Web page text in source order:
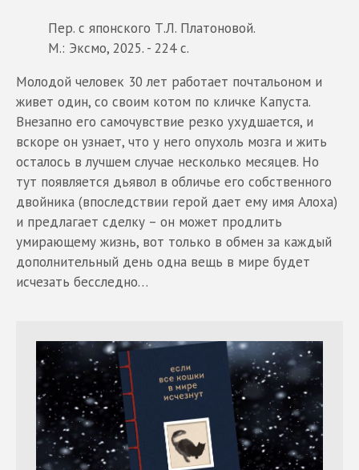
Пер. с японского Т.Л. Платоновой.
М.: Эксмо, 2025. - 224 с.
Молодой человек 30 лет работает почтальоном и
живет один, со своим котом по кличке Капуста.
Внезапно его самочувствие резко ухудшается, и
вскоре он узнает, что у него опухоль мозга и жить
осталось в лучшем случае несколько месяцев. Но
тут появляется дьявол в обличье его собственного
двойника (впоследствии герой дает ему имя Алоха)
и предлагает сделку – он может продлить
умирающему жизнь, вот только в обмен за каждый
дополнительный день одна вещь в мире будет
исчезать бесследно…